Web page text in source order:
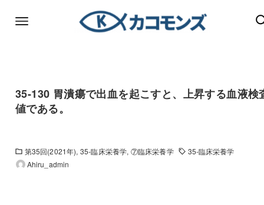
35-130 胃潰瘍で出血を起こすと、上昇する血液検
値である。
第35回(2021年) 35-臨床栄養学 ⑦臨床栄養学
35-臨床栄養学
Ahiru_admin